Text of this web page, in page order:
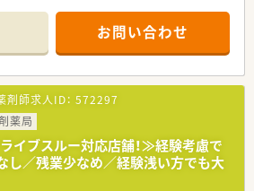
を貫き、地域医療の担い手となることをモッ
り正当な評価を実施していますので、
きと働ける環境です。
充実が共に叶う良企業様です。
的な空間です。近くにコンビニがあり、お昼
す。
、門前のドクターとの関係性も良好です。住
お問い合わせ
剤師求人ID： 572297
薬局
ライブスルー対応店舗！≫経験考慮で
し／残業少なめ／経験浅い方でも大